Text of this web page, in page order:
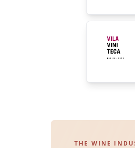
THE WINE